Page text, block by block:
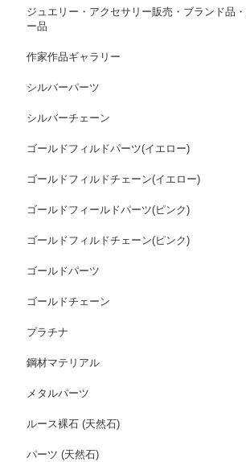
ジュエリー・アクセサリー販売・ブランド品
ー品
作家作品ギャラリー
シルバーパーツ
シルバーチェーン
ゴールドフィルドパーツ(イエロー)
ゴールドフィルドチェーン(イエロー)
ゴールドフィールドパーツ(ピンク)
ゴールドフィルドチェーン(ピンク)
ゴールドパーツ
ゴールドチェーン
プラチナ
鋼材マテリアル
メタルパーツ
ルース裸石 (天然石)
パーツ (天然石)